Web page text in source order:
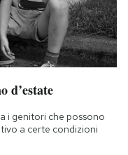
d’estate
i genitori che possono
a certe condizioni